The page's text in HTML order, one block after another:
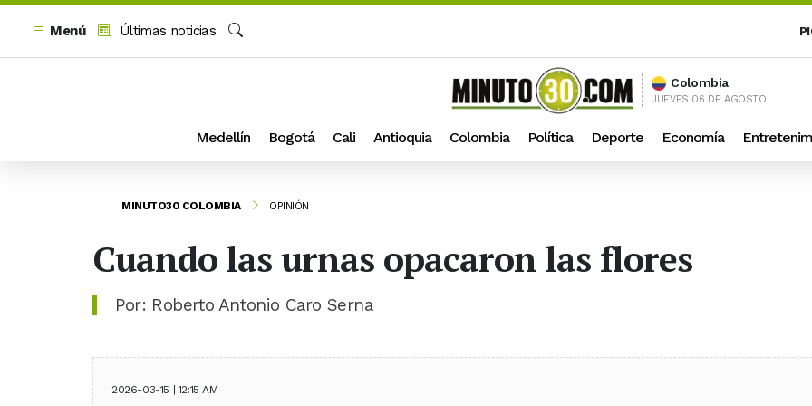
Menú
Últimas noticias
Colombia
JUEVES 06 DE AGOSTO
Medellín Bogotá Cali Antioquia Colombia Política Deporte Economía
MINUTO30 COLOMBIA OPINIÓN
Cuando las urnas opacaron las flores
Por: Roberto Antonio Caro Serna
2026-03-15 | 12:15 AM